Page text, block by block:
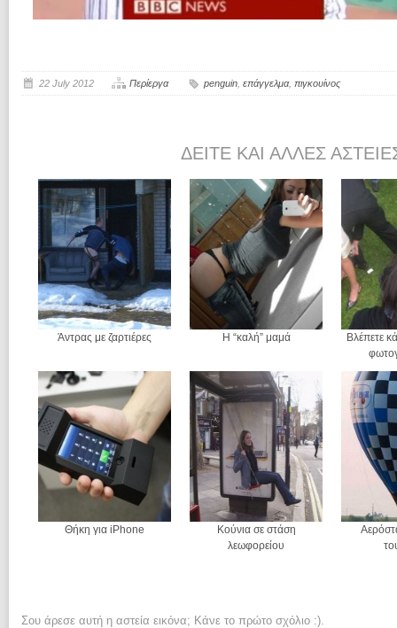
22 July 2012 Περίεργα penguin επάγγελμα, πιγκουίνος
ΔΕΊΤΕ ΚΑΙ ΆΛΛΕΣ
Άντρας με ζαρτιέρες Η “καλή” μαμά
Βλέπετε
Θήκη για iPhone
Κούνια σε στάση
λεωφορείου
Σου άρεσε αυτή η αστεία εικόνα; Κάνε το πρώτο σχόλιο :).